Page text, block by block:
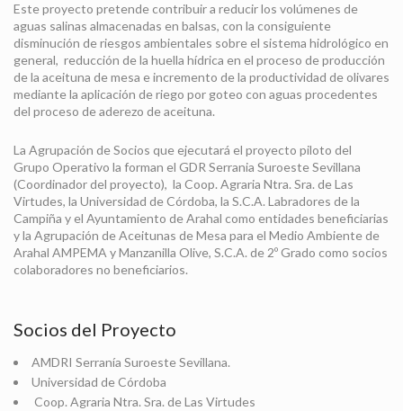
Este proyecto pretende contribuir a reducir los volúmenes de
aguas salinas almacenadas en balsas, con la consiguiente
disminución de riesgos ambientales sobre el sistema hidrológico en
general, reducción de la huella hídrica en el proceso de producción
de la aceituna de mesa e incremento de la productividad de olivares
mediante la aplicación de riego por goteo con aguas procedentes
del proceso de aderezo de aceituna.
La Agrupación de Socios que ejecutará el proyecto piloto del
Grupo Operativo la forman el GDR Serrania Suroeste Sevillana
(Coordinador del proyecto), la Coop. Agraria Ntra. Sra. de Las
Virtudes, la Universidad de Córdoba, la S.C.A. Labradores de la
Campiña y el Ayuntamiento de Arahal como entidades beneficiarias
y la Agrupación de Aceitunas de Mesa para el Medio Ambiente de
Arahal AMPEMA y Manzanilla Olive, S.C.A. de 2º Grado como socios
colaboradores no beneficiarios.
Socios del Proyecto
AMDRI Serranía Suroeste Sevillana.
Universidad de Córdoba
Coop. Agraria Ntra. Sra. de Las Virtudes